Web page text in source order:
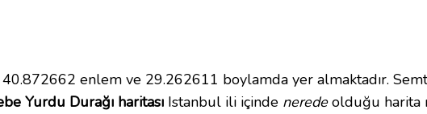
enlem ve 29.262611 boylamda yer almaktadır.
Yurdu Durağı haritası Istanbul ili içinde neredeolduğu harita